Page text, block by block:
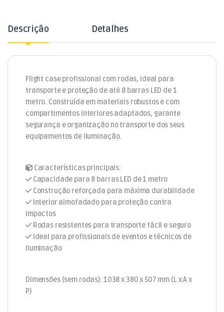
Descrição Detalhes
Flight case profissional com rodas, ideal para
transporte e proteção de até 8 barras LED de 1
metro. Construída em materiais robustos e com
compartimentos interiores adaptados, garante
segurança e organização no transporte dos seus
equipamentos de iluminação.
Características principais:
Capacidade para 8 barras LED de 1 metro
Construção reforçada para máxima durabilidade
Interior almofadado para proteção contra
impactos
Rodas resistentes para transporte fácil e seguro
Ideal para profissionais de eventos e técnicos de
iluminação
Dimensões (sem rodas): 1038 x 380 x 507 mm (L x A x
P)